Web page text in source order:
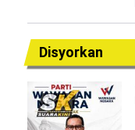
Disyorkan